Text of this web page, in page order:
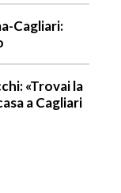
Cagliari:
«Trovai la
a Cagliari